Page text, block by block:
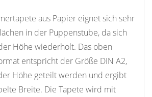
aus Papier eignet sich sehr
in der Puppenstube, da sich
Höhe wiederholt. Das oben
entspricht der Größe DIN A2,
Höhe geteilt werden und ergibt
Breite. Die Tapete wird mit